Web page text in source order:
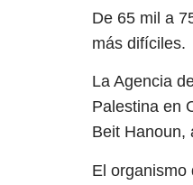
De 65 mil a
más difíciles.
La Agencia
Palestina en
Beit Hanoun,
El organismo